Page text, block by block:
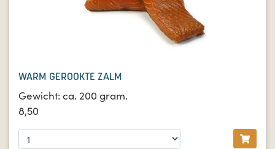
WARM GEROOKTE ZALM
Gewicht: ca. 200 gram.
8,50